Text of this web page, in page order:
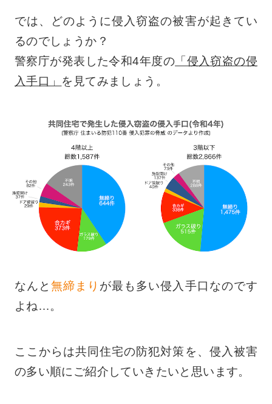
では、どのように侵入窃盗の被害が起きてい
るのでしょうか？
警察庁が発表した令和4年度の 「侵入窃盗の侵
入手口」 を見てみましょう。
なんと無締まり が最も多い侵入手口なのです
よね…。
ここからは共同住宅の防犯対策を、侵入被害
の多い順にご紹介していきたいと思います。